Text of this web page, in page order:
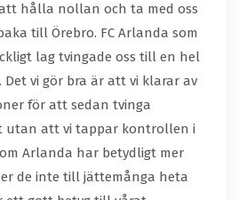
hålla nollan och ta med oss
till Örebro. FC Arlanda som
lag tvingade oss till en hel
vi gör bra är att vi klarar av
för att sedan tvinga
utan att vi tappar kontrollen i
Arlanda har betydligt mer
de inte till jättemånga heta